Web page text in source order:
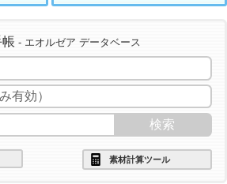
- エオルゼア データベース
素材計算ツール